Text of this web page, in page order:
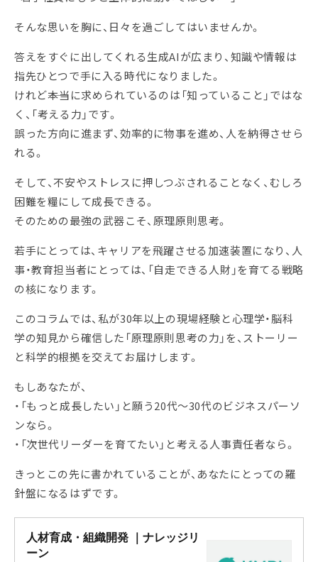
そんな思いを胸に、日々を過ごしてはいませんか。
答えをすぐに出してくれる生成AIが広まり、知識や情報は
指先ひとつで手に入る時代になりました。
けれど――本当に求められているのは「知っていること」ではな
く、「考える力」です。
誤った方向に進まず、効率的に物事を進め、人を納得させら
れる。
そして、不安やストレスに押しつぶされることなく、むしろ
困難を糧にして成長できる。
そのための最強の武器こそ、原理原則思考。
若手にとっては、キャリアを飛躍させる加速装置になり、人
事・教育担当者にとっては、「自走できる人財」を育てる戦略
の核になります。
このコラムでは、私が30年以上の現場経験と心理学・脳科
学の知見から確信した「原理原則思考の力」を、ストーリー
と科学的根拠を交えてお届けします。
もしあなたが、
・「もっと成長したい」と願う20代～30代のビジネスパーソ
ンなら。
・「次世代リーダーを育てたい」と考える人事責任者なら。
きっとこの先に書かれていることが、あなたにとっての羅
針盤になるはずです。
人材育成・組織開発 ｜ナレッジリ
ーン